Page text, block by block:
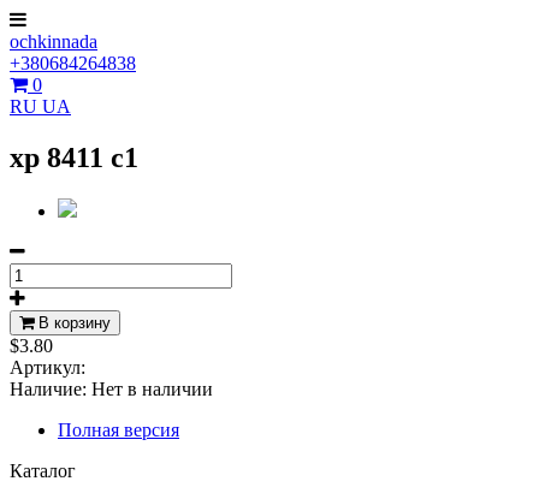
ochkinnada
+380684264838
0
RU UA
xp 8411 c1
В корзину
$3.80
Артикул:
Наличие: Нет в наличии
Полная версия
Каталог